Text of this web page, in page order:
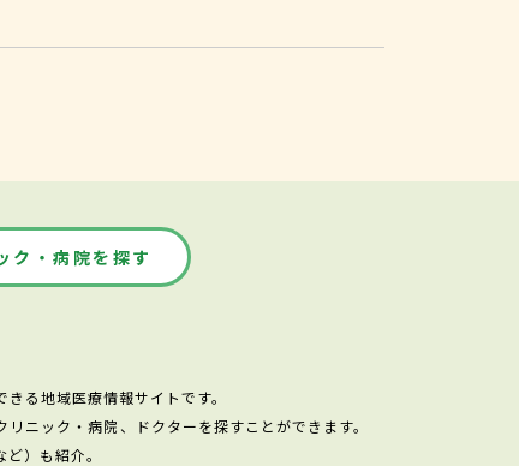
ク・病院を探す
る地域医療情報サイトです。
ニック・病院、ドクターを探すことができます。
）も紹介。